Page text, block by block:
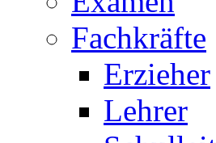
Fachkräfte
Erzieher
Lehrer